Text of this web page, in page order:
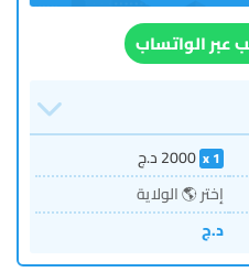
عبر الواتساب
1
2000د.ج
إختر 🌎 الولاية
د.ج